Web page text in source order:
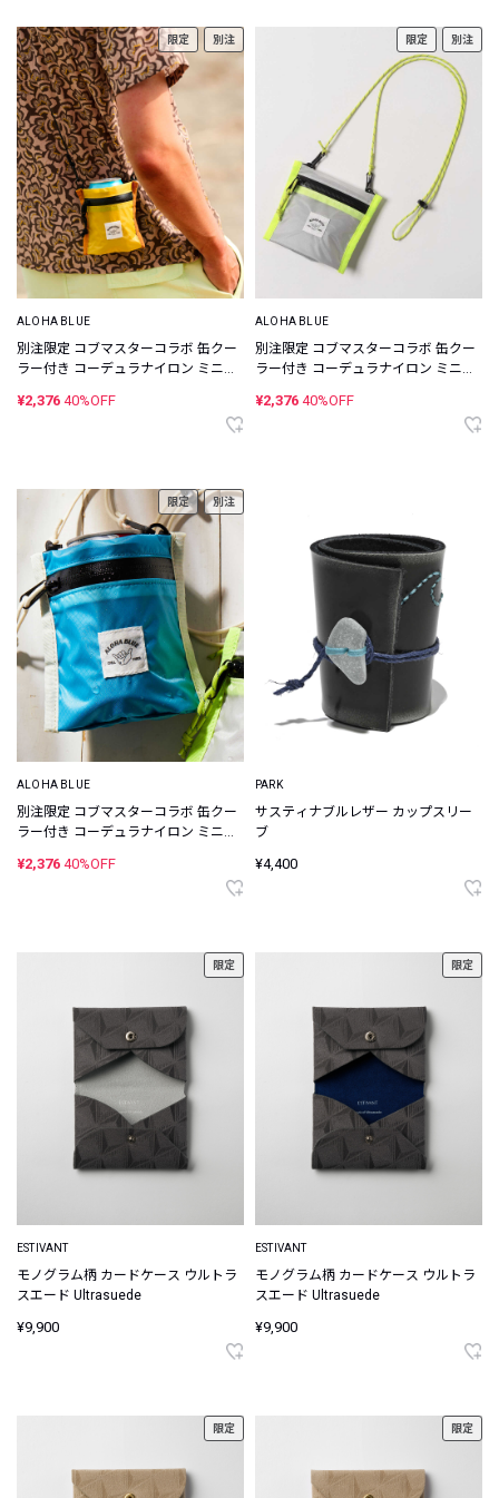
限定 別注
ALOHA BLUE
別注限定 コブマスターコラボ 缶クー
ラー付き コーデュラナイロン ミニウ
¥2,376 40%OFF
限定 別注
ALOHA BLUE
別注限定 コブマスターコラボ 缶クー
ラー付き コーデュラナイロン ミニウ
¥2,376 40%OFF
限定 別注
ALOHA BLUE
別注限定 コブマスターコラボ 缶クー
ラー付き コーデュラナイロン ミニウ
¥2,376 40%OFF
PARK
サスティナブルレザー カップスリー
ブ
¥4,400
限定
ESTIVANT
モノグラム柄 カードケース ウルトラ
スエード Ultrasuede
¥9,900
限定
ESTIVANT
モノグラム柄 カードケース ウルトラ
スエード Ultrasuede
¥9,900
限定 限定